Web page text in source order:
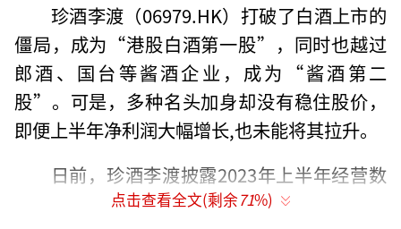
珍酒李渡（06979.HK）打破了白酒上市的
僵局，成为“港股白酒第一股”，同时也越过
郎酒、国台等酱酒企业，成为“酱酒第二
股”。可是，多种名头加身却没有稳住股价，
即便上半年净利润大幅增长,也未能将其拉升。
日前，珍酒李渡披露2023年上半年经营数
据。公司实现收入35.19亿元，同比增长15%，
点击查看全文(剩余71%)